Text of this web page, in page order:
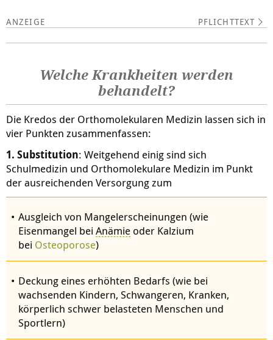
PFLICHTTEXT
Welche Krankheiten werden
behandelt?
Die Kredos der Orthomolekularen Medizin lassen sich in
vier Punkten zusammenfassen:
1. Substitution: Weitgehend einig sind sich
Schulmedizin und Orthomolekulare Medizin im Punkt
der ausreichenden Versorgung zum
Ausgleich von Mangelerscheinungen (wie
Eisenmangel bei Anämie oder Kalzium
bei Osteoporose)
Deckung eines erhöhten Bedarfs (wie bei
wachsenden Kindern, Schwangeren, Kranken,
körperlich schwer belasteten Menschen und
Sportlern)